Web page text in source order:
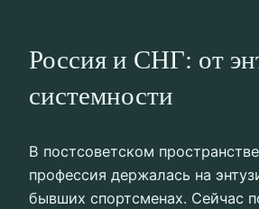
Россия и СНГ: от
системности
В постсоветском
профессия держалась на
бывших спортсменах. Сейчас